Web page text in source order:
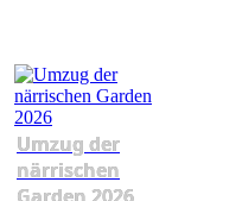
Umzug der
närrischen
Garden 2026